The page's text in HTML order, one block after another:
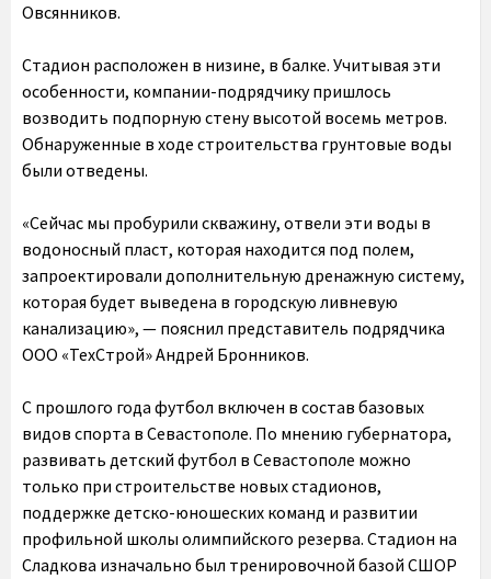
Овсянников.
Стадион расположен в низине, в балке. Учитывая эти
особенности, компании-подрядчику пришлось
возводить подпорную стену высотой восемь метров.
Обнаруженные в ходе строительства грунтовые воды
были отведены.
«Сейчас мы пробурили скважину, отвели эти воды в
водоносный пласт, которая находится под полем,
запроектировали дополнительную дренажную систему,
которая будет выведена в городскую ливневую
канализацию», — пояснил представитель подрядчика
ООО «ТехСтрой» Андрей Бронников.
С прошлого года футбол включен в состав базовых
видов спорта в Севастополе. По мнению губернатора,
развивать детский футбол в Севастополе можно
только при строительстве новых стадионов,
поддержке детско-юношеских команд и развитии
профильной школы олимпийского резерва. Стадион на
Сладкова изначально был тренировочной базой СШОР